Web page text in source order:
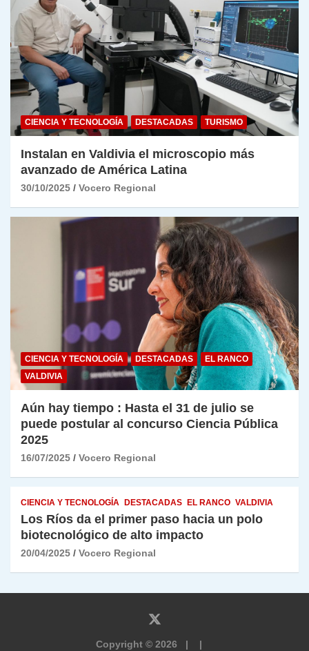
CIENCIA Y TECNOLOGÍA DESTACADAS TURISMO
Instalan en Valdivia el microscopio más
avanzado de América Latina
30/10/2025 Vocero Regional
CIENCIA Y TECNOLOGÍA DESTACADAS
EL RANCO
VALDIVIA
Aún hay tiempo : Hasta el 31 de julio se
puede postular al concurso Ciencia Pública
2025
16/07/2025 Vocero Regional
CIENCIA Y TECNOLOGÍA DESTACADAS EL RANCO VALDIVIA
Los Ríos da el primer paso hacia un polo
biotecnológico de alto impacto
20/04/2025 Vocero Regional
Copyright © 2026